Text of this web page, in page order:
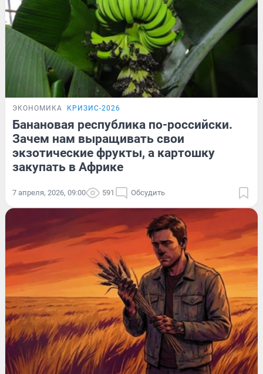
ЭКОНОМИКА КРИЗИС-2026
Банановая республика по-российски.
Зачем нам выращивать свои
экзотические фрукты, а картошку
закупать в Африке
7 апреля, 2026, 09:00 591 Обсудить